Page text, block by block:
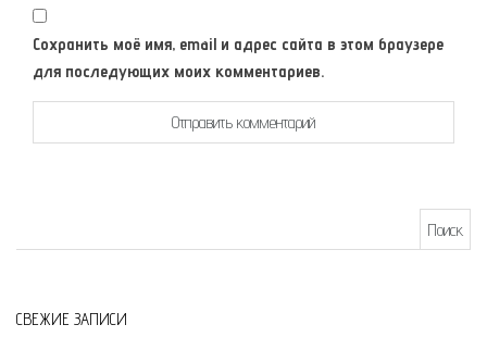
Сохранить моё имя, email и адрес сайта в этом браузере
для последующих моих комментариев.
СВЕЖИЕ ЗАПИСИ